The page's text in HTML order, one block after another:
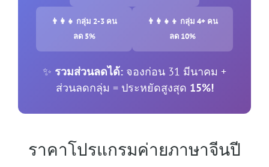
👨‍👩‍👧 กลุ่ม 2-3 คน
ลด 5%
👨‍👩‍👧‍👦 กลุ่ม 4+ คน
ลด 10%
✨ รวมส่วนลดได้: จองก่อน 31 มีนาคม +
ส่วนลดกลุ่ม = ประหยัดสูงสุด 15%!
ราคาโปรแกรมค่ายภาษาจีนปี